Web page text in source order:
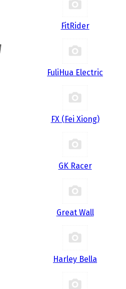
FitRider
FuliHua Electric
FX (Fei Xiong)
GK Racer
Great Wall
Harley Bella